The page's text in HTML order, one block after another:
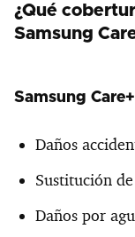
¿Qué
Samsung
Samsung
Daños
Sustitución
Daños por